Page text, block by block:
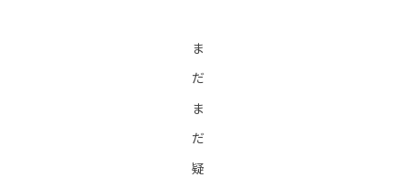
ま
だ
ま
だ
疑